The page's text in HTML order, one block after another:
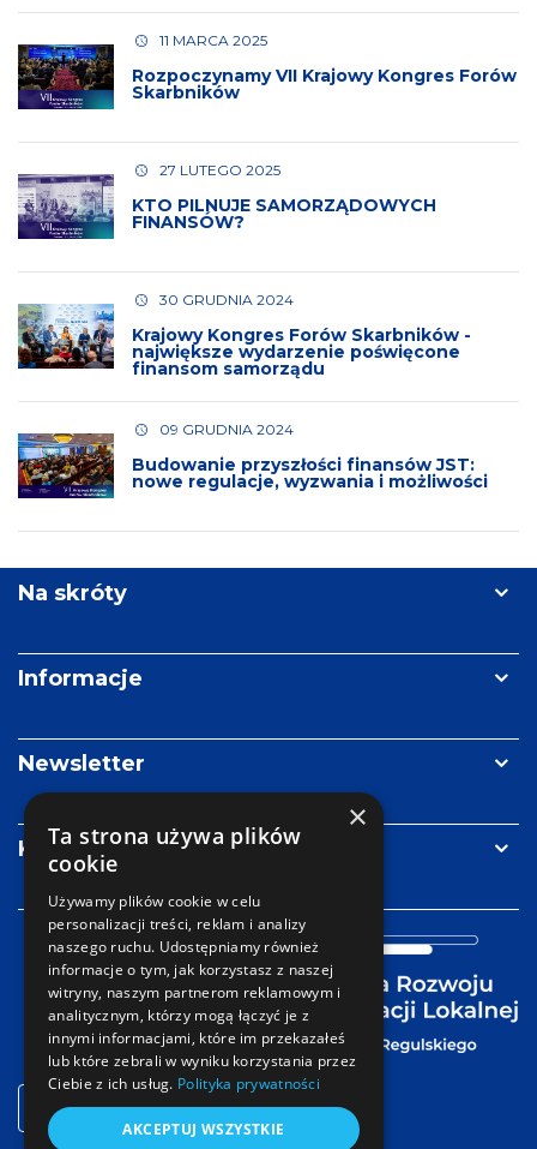
11 MARCA 2025
Rozpoczynamy VII Krajowy Kongres Forów
Skarbników
27 LUTEGO 2025
KTO PILNUJE SAMORZĄDOWYCH
FINANSÓW?
30 GRUDNIA 2024
Krajowy Kongres Forów Skarbników -
największe wydarzenie poświęcone
finansom samorządu
09 GRUDNIA 2024
Budowanie przyszłości finansów JST:
nowe regulacje, wyzwania i możliwości
Na skróty
Informacje
Newsletter
Kontakt
FacebookLinkedIn
mail
logowania
×
Ta strona używa plików
cookie
Używamy plików cookie w celu
personalizacji treści, reklam i analizy
naszego ruchu. Udostępniamy również
informacje o tym, jak korzystasz z naszej
witryny, naszym partnerom reklamowym i
analitycznym, którzy mogą łączyć je z
innymi informacjami, które im przekazałeś
lub które zebrali w wyniku korzystania przez
Ciebie z ich usług. Polityka prywatności
AKCEPTUJ WSZYSTKIE